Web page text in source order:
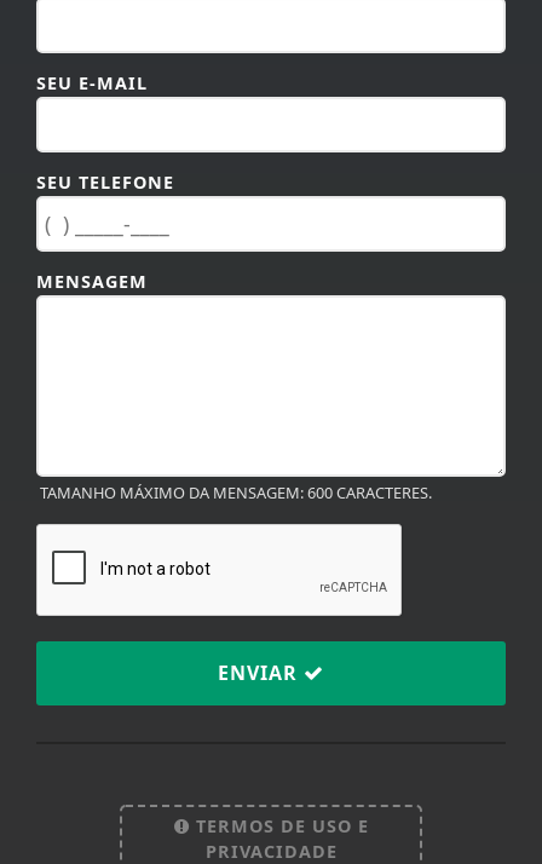
SEU E-MAIL
SEU TELEFONE
MENSAGEM
TAMANHO MÁXIMO DA MENSAGEM: 600 CARACTERES.
ENVIAR
TERMOS DE USO E
PRIVACIDADE
experiência de navegação. Ao continuar o acesso,
entendemos que você concorda com nossos Termos